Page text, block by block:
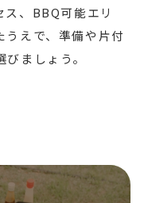
、BBQ可能エリ
うえで、準備や片付
ましょう。